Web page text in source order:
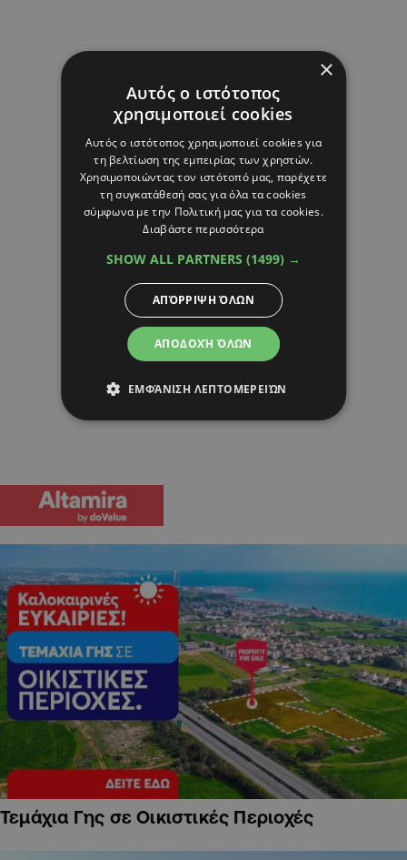
Τεμάχια Γης σε Οικιστικές Περιοχές
×
Αυτός ο ιστότοπος
χρησιμοποιεί cookies
Αυτός ο ιστότοπος χρησιμοποιεί cookies για
τη βελτίωση της εμπειρίας των χρηστών.
Χρησιμοποιώντας τον ιστότοπό μας, παρέχετε
τη συγκατάθεσή σας για όλα τα cookies
σύμφωνα με την Πολιτική μας για τα cookies.
Διαβάστε περισσότερα
SHOW ALL PARTNERS (1499) →
ΑΠΟΔΟΧΉ ΌΛΩΝ
ΑΠΌΡΡΙΨΗ ΌΛΩΝ
ΕΜΦΆΝΙΣΗ ΛΕΠΤΟΜΕΡΕΙΏΝ